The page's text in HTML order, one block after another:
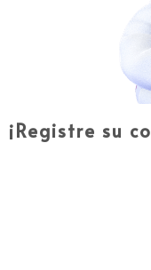
¡Registre su